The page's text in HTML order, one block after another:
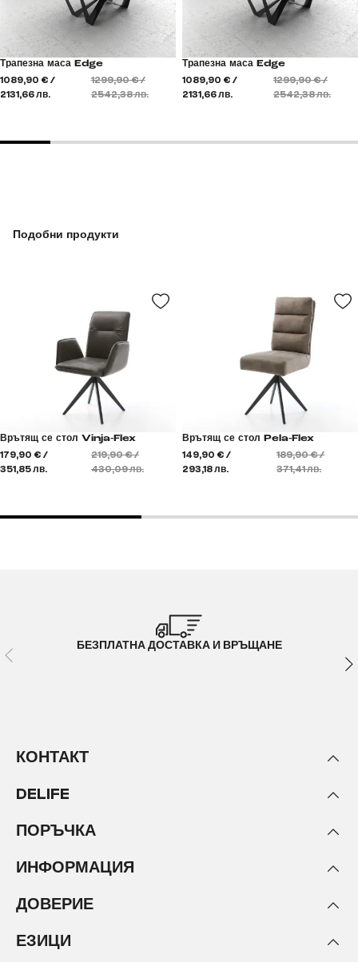
Подобни продукти
Врътящ се стол Vinja-Flex
179,90 € /
351,85 лв.
219,90 € /
430,09 лв.
Врътящ се стол Pela-Flex
149,90 € /
293,18 лв.
189,90 € /
371,41 лв.
Трапезна маса Edge
1089,90 € /
2131,66 лв.
1299,90 € /
2542,38 лв.
Трапезна маса Edge
1089,90 € /
2131,66 лв.
1299,90 € /
2542,38 лв.
БЕЗПЛАТНА ДОСТАВКА И ВРЪЩАНЕ
КОНТАКТ
DELIFE
ПОРЪЧКА
ИНФОРМАЦИЯ
ДОВЕРИЕ
ЕЗИЦИ